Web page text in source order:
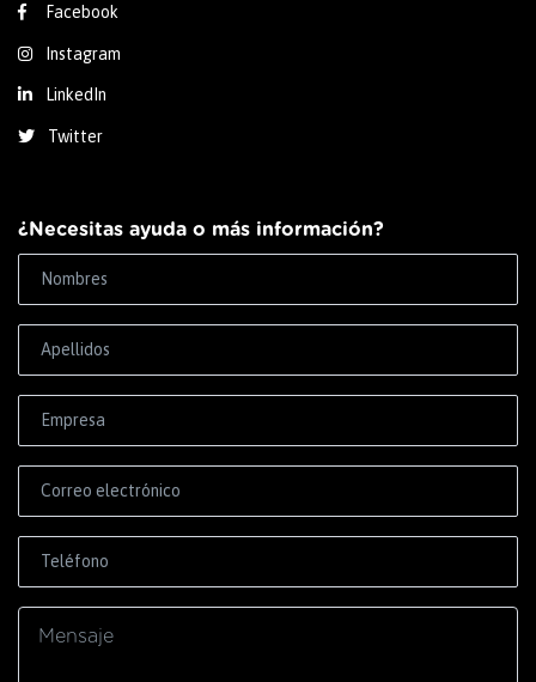
Facebook
Instagram
LinkedIn
Twitter
¿Necesitas ayuda o más información?